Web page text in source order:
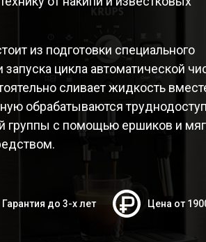
EA829E Latt' Express
EA826E30
EA8250 Compact Espresseria
EA819N Arabica
Quattro Force Evidence
из подготовки специального
запуска цикла автоматической
сливает жидкость
обрабатываются
группы с помощью ершиков и
Гарантия до 3-х лет Цена от